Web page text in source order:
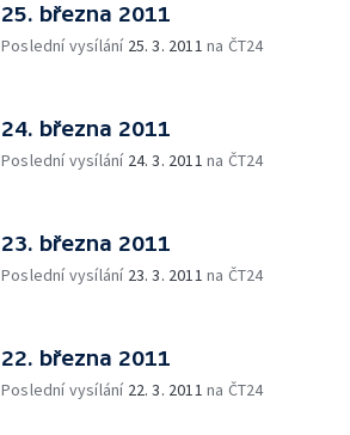
25. března 2011
Poslední vysílání 25. 3. 2011 na ČT24
24. března 2011
Poslední vysílání 24. 3. 2011 na ČT24
23. března 2011
Poslední vysílání 23. 3. 2011 na ČT24
22. března 2011
Poslední vysílání 22. 3. 2011 na ČT24